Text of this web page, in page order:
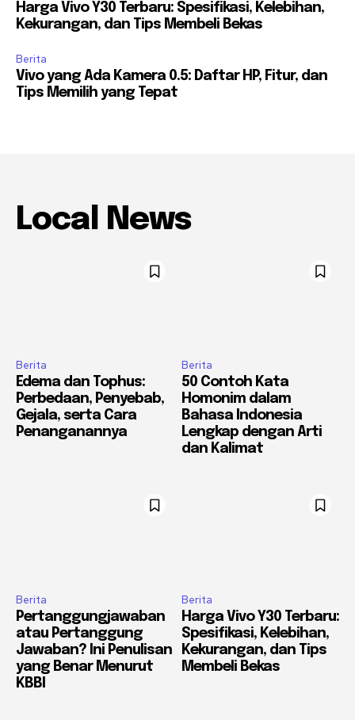
Harga Vivo Y30 Terbaru: Spesifikasi, Kelebihan,
Kekurangan, dan Tips Membeli Bekas
Berita
Vivo yang Ada Kamera 0.5: Daftar HP, Fitur, dan
Tips Memilih yang Tepat
Local News
Berita
Edema dan Tophus:
Perbedaan, Penyebab,
Gejala, serta Cara
Penanganannya
Berita
50 Contoh Kata
Homonim dalam
Bahasa Indonesia
Lengkap dengan Arti
dan Kalimat
Berita
Pertanggungjawaban
atau Pertanggung
Jawaban? Ini Penulisan
yang Benar Menurut
KBBI
Berita
Harga Vivo Y30 Terbaru:
Spesifikasi, Kelebihan,
Kekurangan, dan Tips
Membeli Bekas